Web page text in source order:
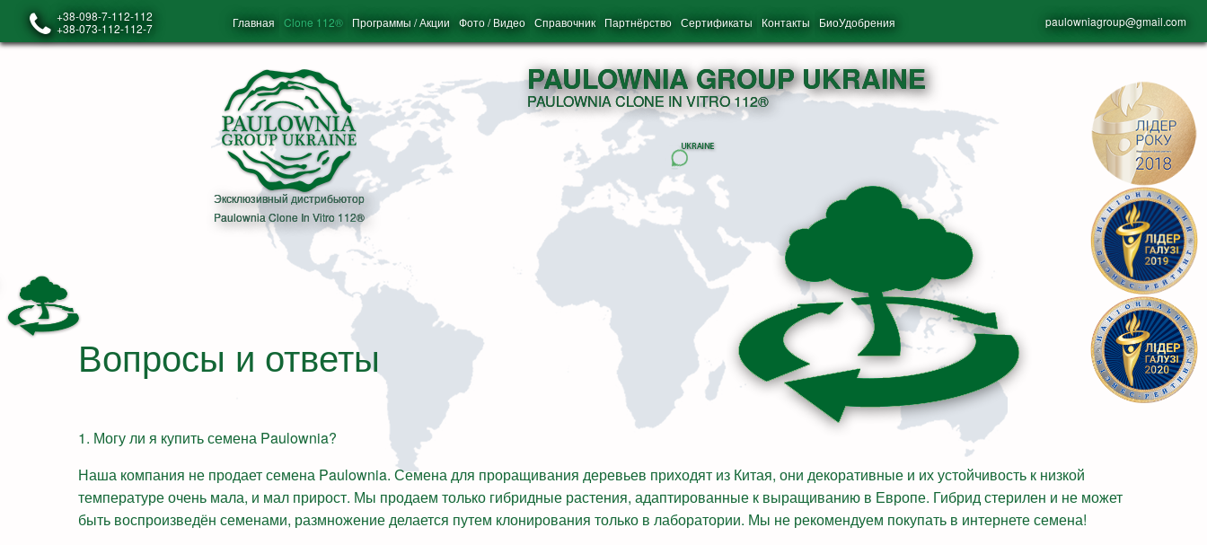
+38-098-7-112-112
+38-073-112-112-7
Главная Clone 112® Программы / Акции Фото / Видео Справочник Партнёрство Сертификаты Контакты БиоУдобрения paulowniagroup@gmail.com
Эксклюзивный дистрибьютор
Paulownia Clone In Vitro 112®
PAULOWNIA GROUP UKRAINE
PAULOWNIA CLONE IN VITRO 112®
Вопросы и ответы
1. Могу ли я купить семена Paulownia?
Наша компания не продает семена Paulownia. Семена для проращивания деревьев приходят из Китая, они декоративные и их устойчивость к низкой
температуре очень мала, и мал прирост. Мы продаем только гибридные растения, адаптированные к выращиванию в Европе. Гибрид стерилен и не может
быть воспроизведён семенами, размножение делается путем клонирования только в лаборатории. Мы не рекомендуем покупать в интернете семена!